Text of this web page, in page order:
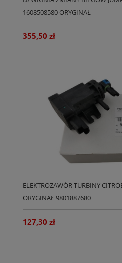
1608508580 ORYGINAŁ
355,50 zł
ELEKTROZAWÓR TURBINY
ORYGINAŁ 9801887680
127,30 zł